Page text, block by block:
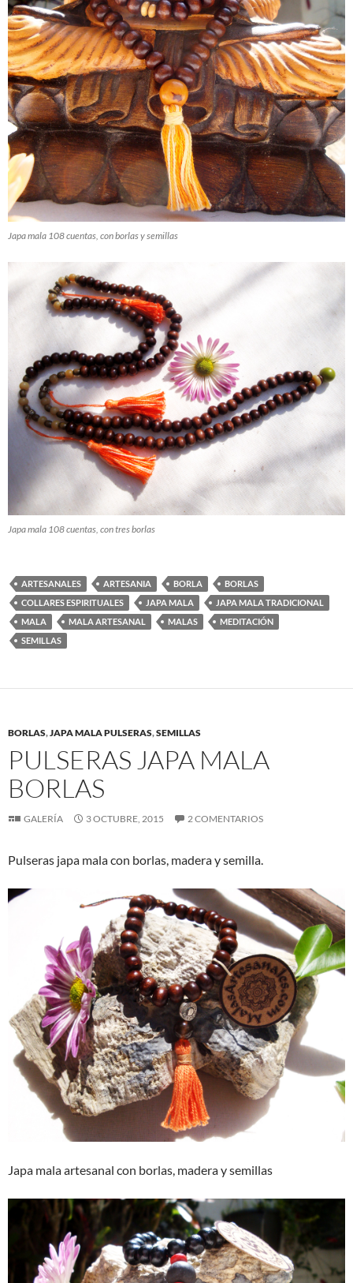
Japa mala 108 cuentas, con borlas y semillas
Japa mala 108 cuentas, con tres borlas
ARTESANALES ARTESANIA BORLA
BORLAS
COLLARES ESPIRITUALES
JAPA MALA
JAPA MALA TRADICIONAL
MALA
MALA ARTESANAL MALAS
MEDITACIÓN
SEMILLAS
BORLAS,JAPA MALA PULSERAS,SEMILLAS
PULSERAS JAPA MALA
BORLAS
GALERÍA 3 OCTUBRE, 2015 2 COMENTARIOS
Pulseras japa mala con borlas, madera y semilla.
Japa mala artesanal con borlas, madera y semillas